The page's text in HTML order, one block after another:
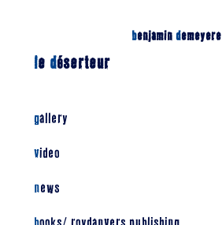
benjamin demeyere
le déserteur
gallery
video
news